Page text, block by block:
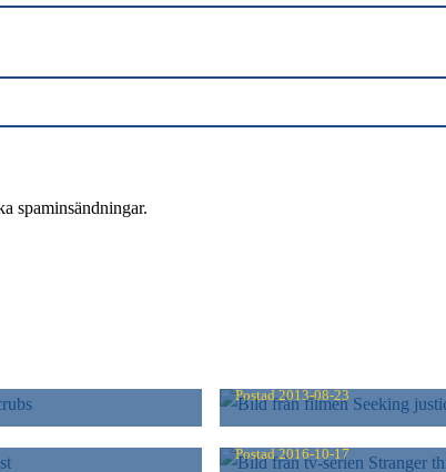
spaminsändningar.
Postad2013-08-23
STRANGER THINGS
Postad2016-10-17